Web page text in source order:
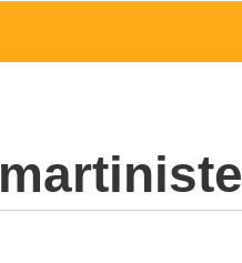
martiniste